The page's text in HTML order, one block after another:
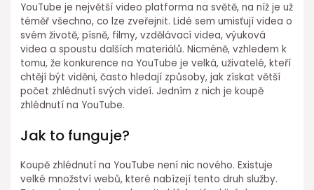
YouTube je největší video platforma na světě, na níž je už
téměř všechno, co lze zveřejnit. Lidé sem umisťují videa o
svém životě, písně, filmy, vzdělávací videa, výuková
videa a spoustu dalších materiálů. Nicméně, vzhledem k
tomu, že konkurence na YouTube je velká, uživatelé, kteří
chtějí být viděni, často hledají způsoby, jak získat větší
počet zhlédnutí svých videí. Jedním z nich je koupě
zhlédnutí na YouTube.
Jak to funguje?
Koupě zhlédnutí na YouTube není nic nového. Existuje
velké množství webů, které nabízejí tento druh služby.